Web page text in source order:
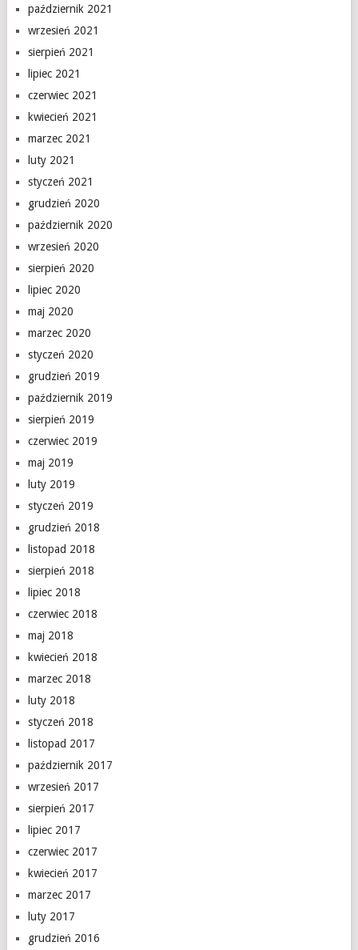
październik 2021
wrzesień 2021
sierpień 2021
lipiec 2021
czerwiec 2021
kwiecień 2021
marzec 2021
luty 2021
styczeń 2021
grudzień 2020
październik 2020
wrzesień 2020
sierpień 2020
lipiec 2020
maj 2020
marzec 2020
styczeń 2020
grudzień 2019
październik 2019
sierpień 2019
czerwiec 2019
maj 2019
luty 2019
styczeń 2019
grudzień 2018
listopad 2018
sierpień 2018
lipiec 2018
czerwiec 2018
maj 2018
kwiecień 2018
marzec 2018
luty 2018
styczeń 2018
listopad 2017
październik 2017
wrzesień 2017
sierpień 2017
lipiec 2017
czerwiec 2017
kwiecień 2017
marzec 2017
luty 2017
grudzień 2016